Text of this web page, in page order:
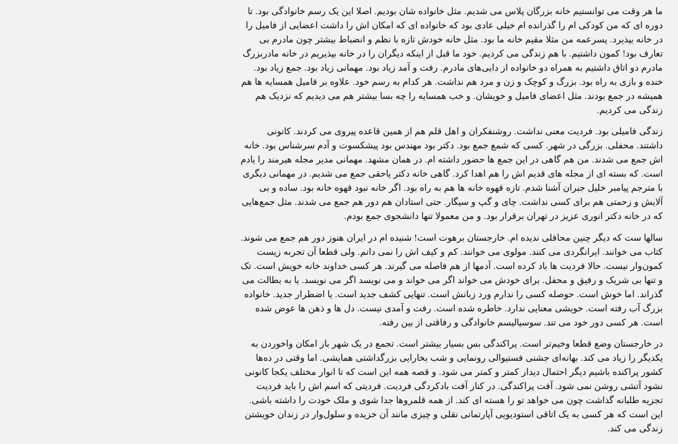
ما هر وقت می توانستیم خانه بزرگان پلاس می شدیم. مثل خانواده شان بودیم. اصلا این یک رسم خانوادگی بود. تا
دوره ای که من کودکی ام را گذرانده ام خیلی عادی بود که خانواده ای که امکان اش را داشت اعضایی از فامیل را
در خانه بپذیرد. پسرعمه من مثلا مقیم خانه ما بود. مثل خانه خودش تازه با نظم و انضباط بیشتر چون مادرم بی
تعارف بود! کمون داشتیم. با هم زندگی می کردیم. خود ما قبل از اینکه دیگران را در خانه بپذیریم در خانه مادربزرگ
مادرم دو اتاق داشتیم به همراه دو خانواده از دایی‌های مادرم. رفت و آمد زیاد بود. مهمانی زیاد بود. جمع زیاد بود.
خنده و بازی به راه بود. بزرگ و کوچک و زن و مرد هم نداشت. هر کدام به رسم خود. علاوه بر فامیل همسایه ها هم
همیشه در جمع بودند. مثل اعضای فامیل و خویشان. و خب همسایه را چه بسا بیشتر هم می دیدیم که نزدیک هم
زندگی می کردیم.
زندگی فامیلی بود. فردیت معنی نداشت. روشنفکران و اهل قلم هم از همین قاعده پیروی می کردند. کانونی
داشتند. محفلی. بزرگی در شهر. کسی که شمع جمع بود. دکتر بود مهندس بود پیشکسوت و آدم سرشناس بود. خانه
اش جمع می شدند. من هم گاهی در این جمع ها حضور داشته ام. در همان مشهد. مهمانی مدیر مجله هیرمند را یادم
است. که بسته ای از مجله های قدیم اش را هم اهدا کرد. گاهی خانه دکتر یاحقی جمع می شدیم. در مهمانی دیگری
با مترجم پیامبر خلیل جبران آشنا شدم. تازه قهوه خانه ها هم به راه بود. اگر خانه نبود قهوه خانه بود. ساده و بی
آلایش و زحمتی هم برای کسی نداشت. چای و گپ و سیگار. حتی استادان هم دور هم جمع می شدند. مثل جمع‌هایی
که در خانه دکتر انوری عزیز در تهران برقرار بود. و من معمولا تنها دانشجوی جمع بودم.
سالها ست که دیگر چنین محافلی ندیده ام. خارجستان برهوت است! شنیده ام در ایران هنوز دور هم جمع می شوند.
کتاب می خوانند. ایرانگردی می کنند. مولوی می خوانند. کم و کیف اش را نمی دانم. ولی قطعا آن تجربه زیست
کمون‌وار نیست. حالا فردیت ها باد کرده است. آدمها از هم فاصله می گیرند. هر کسی خداوند خانه خویش است. تک
و تنها بی شریک و رفیق و محفل. برای خودش می خواند اگر می خواند و می نویسد اگر می نویسد. یا به بطالت می
گذراند. اما خوش است. حوصله کسی را ندارم ورد زبانش است. تنهایی کشف جدید است. یا اضطرار جدید. خانواده
بزرگ آب رفته است. خویشی معنایی ندارد. خاطره شده است. رفت و آمدی نیست. دل ها و ذهن ها عوض شده
است. هر کسی دور خود می تند. سوسیالیسم خانوادگی و رفاقتی از بین رفته.
در خارجستان وضع قطعا وخیم‌تر است. پراکندگی بس بسیار بیشتر است. تجمع در یک شهر باز امکان واخوردن به
یکدیگر را زیاد می کند. بهانه‌ای جشنی فستیوالی رونمایی و شب بخارایی بزرگداشتی همایشی. اما وقتی در ده‌ها
کشور پراکنده باشیم دیگر احتمال دیدار کمتر و کمتر می شود. و قصه همه این است که تا انوار مختلف یکجا کانونی
نشود آتشی روشن نمی شود. آفت پراکندگی. در کنار آفت بادکردگی فردیت. فردیتی که اسم اش را باید فردیت
تجزیه طلبانه گذاشت چون می خواهد تو را هسته ای کند. از همه قلمروها جدا شوی و ملک خودت را داشته باشی.
این است که هر کسی به یک اتاقی استودیویی آپارتمانی نقلی و چیزی مانند آن خزیده و سلول‌وار در زندان خویشتن
زندگی می کند.